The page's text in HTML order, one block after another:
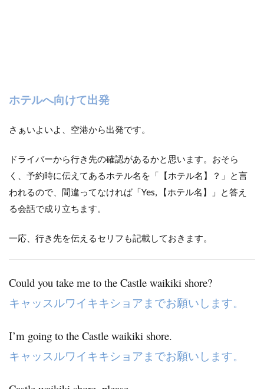
ホテルへ向けて出発
さぁいよいよ、空港から出発です。
ドライバーから行き先の確認があるかと思います。おそら
く、予約時に伝えてあるホテル名を「【ホテル名】？」と言
われるので、間違ってなければ「Yes, 【ホテル名】」と答え
る会話で成り立ちます。
一応、行き先を伝えるセリフも記載しておきます。
Could you take me to the Castle waikiki shore?
キャッスルワイキキショアまでお願いします。
I’m going to the Castle waikiki shore.
キャッスルワイキキショアまでお願いします。